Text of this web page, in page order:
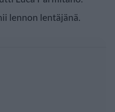
lennon lentäjänä.